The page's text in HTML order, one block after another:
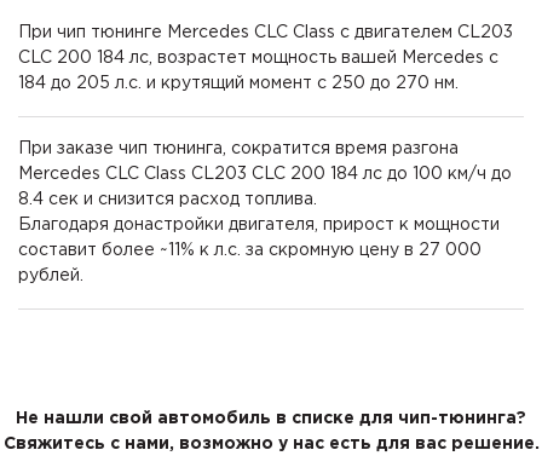
При чип тюнинге Mercedes CLC Class с двигателем CL203
CLC 200 184 лс, возрастет мощность вашей Mercedes с
184 до 205 л.с. и крутящий момент с 250 до 270 нм.
При заказе чип тюнинга, сократится время разгона
Mercedes CLC Class CL203 CLC 200 184 лс до 100 км/ч до
8.4 сек и снизится расход топлива.
Благодаря донастройки двигателя, прирост к мощности
составит более ~11% к л.с. за скромную цену в 27 000
рублей.
Не нашли свой автомобиль в списке для чип-тюнинга?
Свяжитесь с нами, возможно у нас есть для вас решение.